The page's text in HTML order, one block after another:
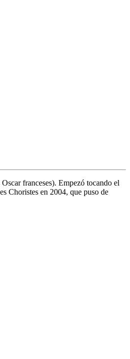
franceses). Empezó tocando el
Choristes en 2004, que puso de